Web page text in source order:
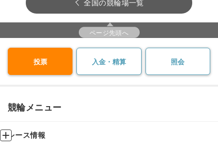
全国の競輪場一覧
ページ先頭へ
投票 入金・精算 照会
競輪メニュー
レース情報